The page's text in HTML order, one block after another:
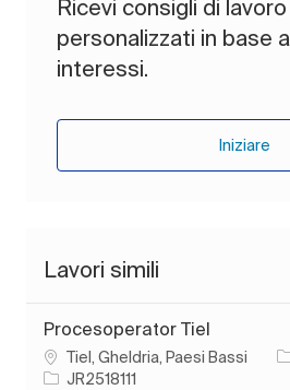
Ricevi consigli di lavoro
personalizzati in base
interessi.
Iniziare
Lavori simili
Procesoperator Tiel
Ubicazione
Tiel, Gheldria, Paesi Bassi
ID processo
JR2518111